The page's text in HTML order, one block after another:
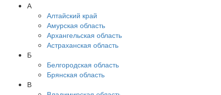
А
Алтайский край
Амурская область
Архангельская область
Астраханская область
Б
Белгородская область
Брянская область
В